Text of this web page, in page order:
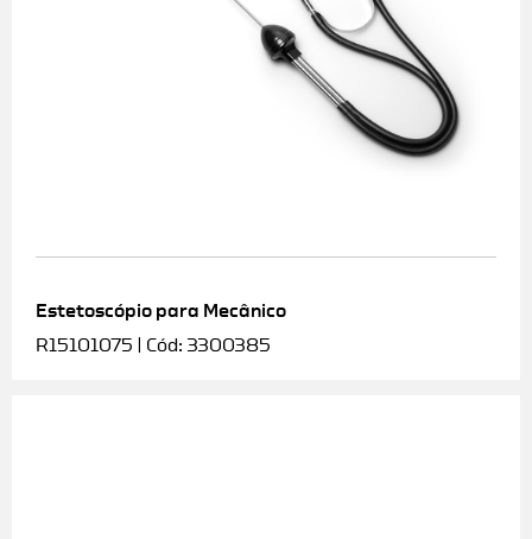
Estetoscópio para Mecânico
R15101075 | Cód: 3300385